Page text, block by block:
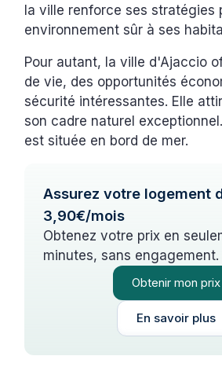
la ville renforce ses stratégies
environnement sûr à ses
Pour autant, la ville d'Ajaccio
de vie, des opportunités
sécurité intéressantes. Elle
son cadre naturel
est située en bord de mer.
Assurez votre logement
3,90€/mois
Obtenez votre prix en
minutes, sans engagement.
Obtenir mon prix
En savoir plus